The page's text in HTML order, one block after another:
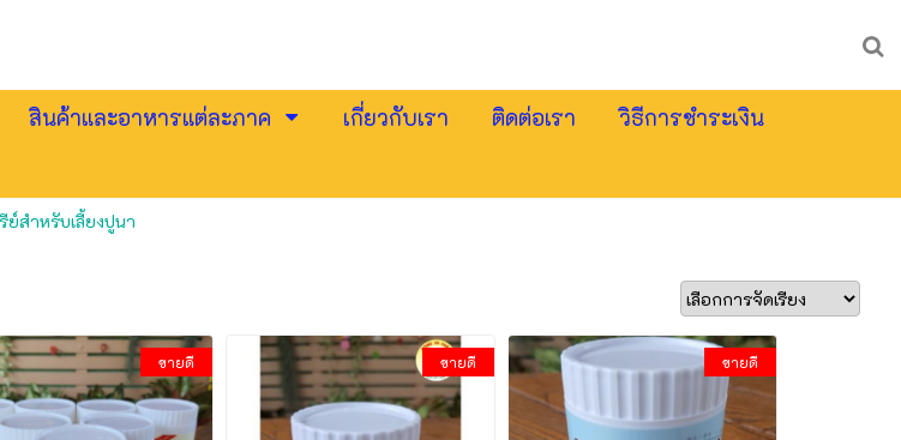
สินค้าและอาหารแต่ละภาค เกี่ยวกับเรา ติดต่อเรา
วิธีการชำระเงิน
ย์สำหรับเลี้ยงปูนา
ขายดี ขายดี ขายดี